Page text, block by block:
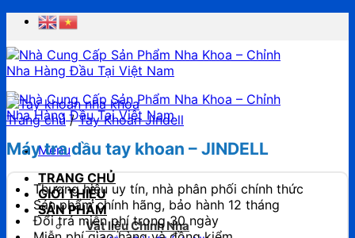
Chuyển
nội
dung
Menu
TRANG CHỦ
GIỚI THIỆU
SẢN PHẨM
Vật liệu Chỉnh Nha
Trang chủ / Tay Khoan Jindell
Máy tra dầu tay khoan – JINDELL
Thương hiệu uy tín, nhà phân phối chính thức
Sản phẩm chính hãng, bảo hành 12 tháng
Đổi trả miễn phí trong 30 ngày